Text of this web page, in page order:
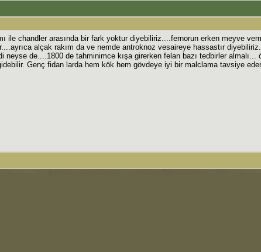
ile chandler arasında bir fark yoktur diyebiliriz....fernorun erken meyve
alçak rakım da ve nemde antroknoz vesaireye hassastır
neyse de....1800 de tahminimce kışa girerken felan bazı tedbirler
Genç fidan larda hem kök hem gövdeye iyi bir malclama tavsiye